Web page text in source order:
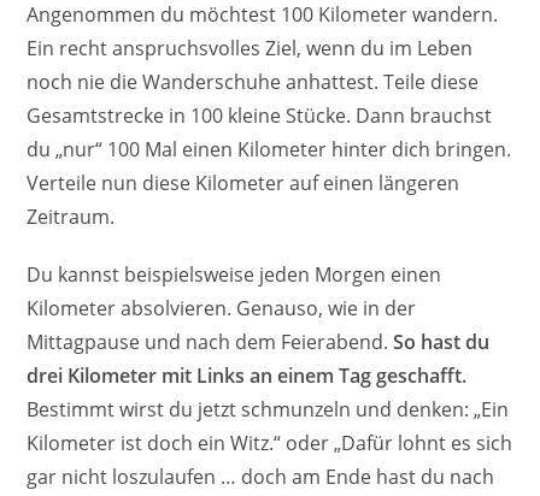
Angenommen du möchtest 100 Kilometer wandern.
Ein recht anspruchsvolles Ziel, wenn du im Leben
noch nie die Wanderschuhe anhattest. Teile diese
Gesamtstrecke in 100 kleine Stücke. Dann brauchst
du „nur“ 100 Mal einen Kilometer hinter dich bringen.
Verteile nun diese Kilometer auf einen längeren
Zeitraum.
Du kannst beispielsweise jeden Morgen einen
Kilometer absolvieren. Genauso, wie in der
Mittagpause und nach dem Feierabend.So hast du
drei Kilometer mit Links an einem Tag geschafft.
Bestimmt wirst du jetzt schmunzeln und denken: „Ein
Kilometer ist doch ein Witz.“ oder „Dafür lohnt es sich
gar nicht loszulaufen … doch am Ende hast du nach